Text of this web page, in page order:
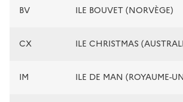
BV ILE BOUVET (NORVÈGE)
CX ILE CHRISTMAS
IM ILE DE MAN (ROYAUME-